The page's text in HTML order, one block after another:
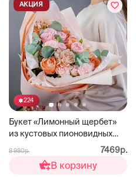
224
Букет «Лимонный щербет»
из кустовых пионовидных
АКЦИЯ
8 980р. 7469р.
В корзину